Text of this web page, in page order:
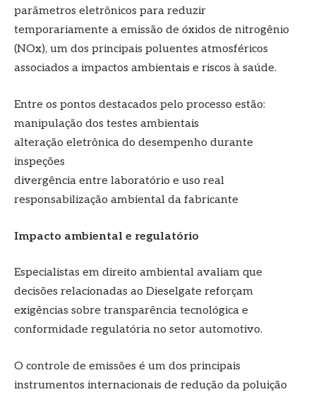
parâmetros eletrônicos para reduzir
temporariamente a emissão de óxidos de nitrogênio
(NOx), um dos principais poluentes atmosféricos
associados a impactos ambientais e riscos à saúde.
Entre os pontos destacados pelo processo estão:
manipulação dos testes ambientais
alteração eletrônica do desempenho durante
inspeções
divergência entre laboratório e uso real
responsabilização ambiental da fabricante
Impacto ambiental e regulatório
Especialistas em direito ambiental avaliam que
decisões relacionadas ao Dieselgate reforçam
exigências sobre transparência tecnológica e
conformidade regulatória no setor automotivo.
O controle de emissões é um dos principais
instrumentos internacionais de redução da poluição